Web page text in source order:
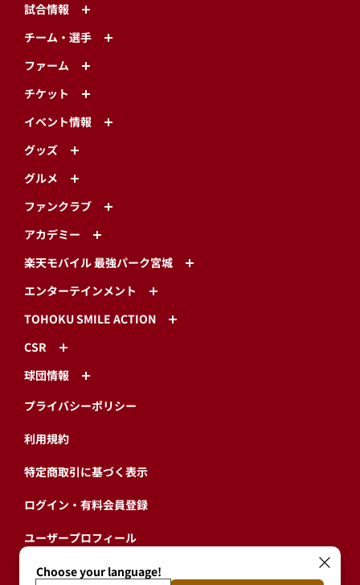
試合情報
チーム・選手
ファーム
チケット
イベント情報
グッズ
グルメ
ファンクラブ
アカデミー
楽天モバイル 最強パーク宮城
エンターテインメント
TOHOKU SMILE ACTION
CSR
球団情報
プライバシーポリシー
利用規約
特定商取引に基づく表示
ログイン・有料会員登録
ユーザープロフィール
会員情報引継ぎ